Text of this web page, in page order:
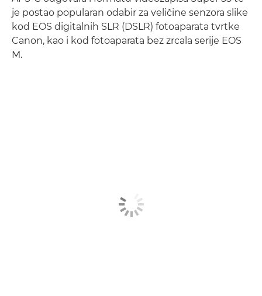
je postao popularan odabir za veličine senzora slike
kod EOS digitalnih SLR (DSLR) fotoaparata tvrtke
Canon, kao i kod fotoaparata bez zrcala serije EOS
M.